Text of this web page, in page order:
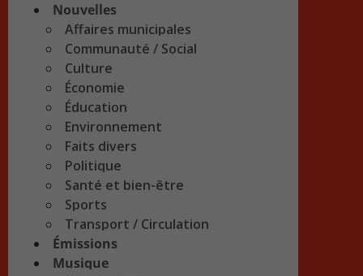
Nouvelles
Affaires municipales
Communauté / Social
Culture
Économie
Éducation
Environnement
Faits divers
Politique
Santé et bien-être
Sports
Transport / Circulation
Émissions
Musique